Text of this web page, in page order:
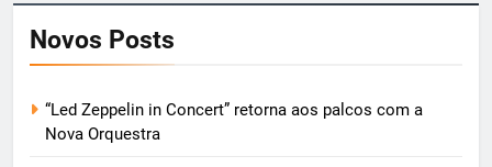
Novos Posts
“Led Zeppelin in Concert” retorna aos palcos com a
Nova Orquestra